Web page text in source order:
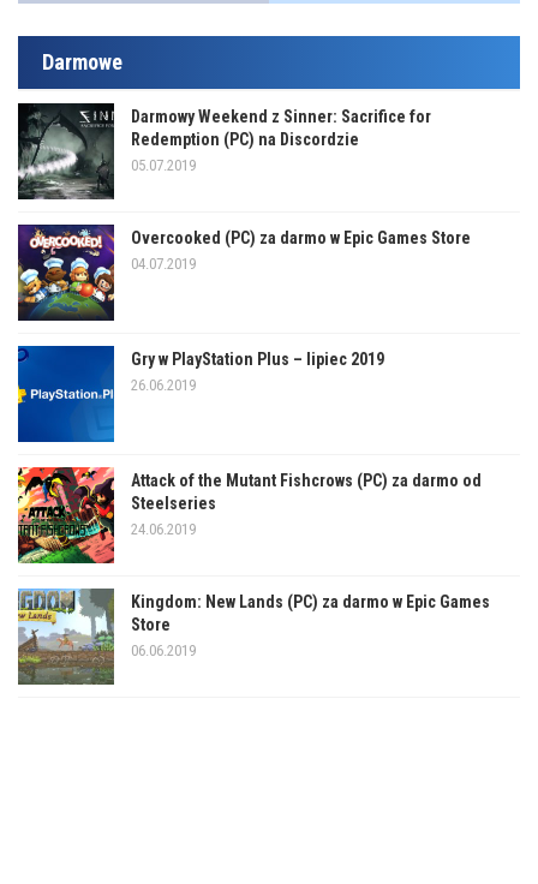
Darmowe
Darmowy Weekend z Sinner: Sacrifice for
Redemption (PC) na Discordzie
05.07.2019
Overcooked (PC) za darmo w Epic Games Store
04.07.2019
Gry w PlayStation Plus – lipiec 2019
26.06.2019
Attack of the Mutant Fishcrows (PC) za darmo od
Steelseries
24.06.2019
Kingdom: New Lands (PC) za darmo w Epic Games
Store
06.06.2019